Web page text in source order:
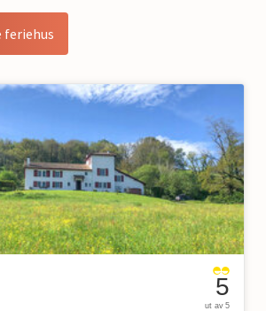
feriehus
5
ut av 5